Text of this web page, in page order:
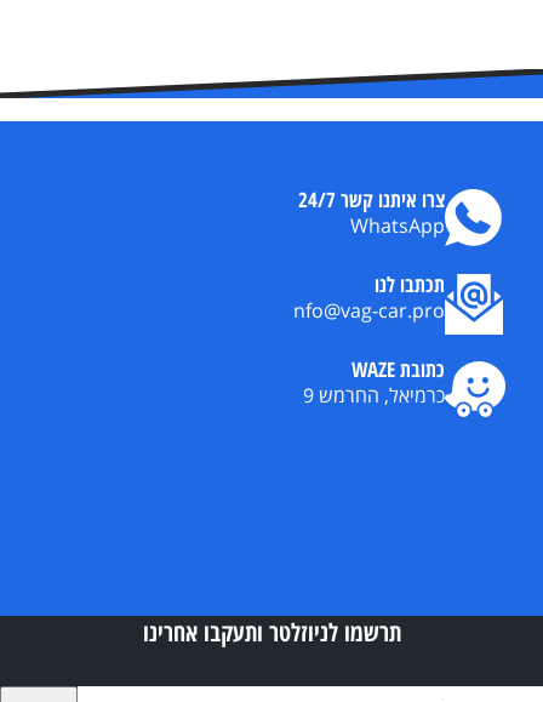
צרו איתנו קשר 24/7
WhatsApp
תכתבו לנו
nfo@vag-car.pro
כתובת WAZE
כרמיאל, החרמש 9
תרשמו לניוזלטר ותעקבו אחרינו